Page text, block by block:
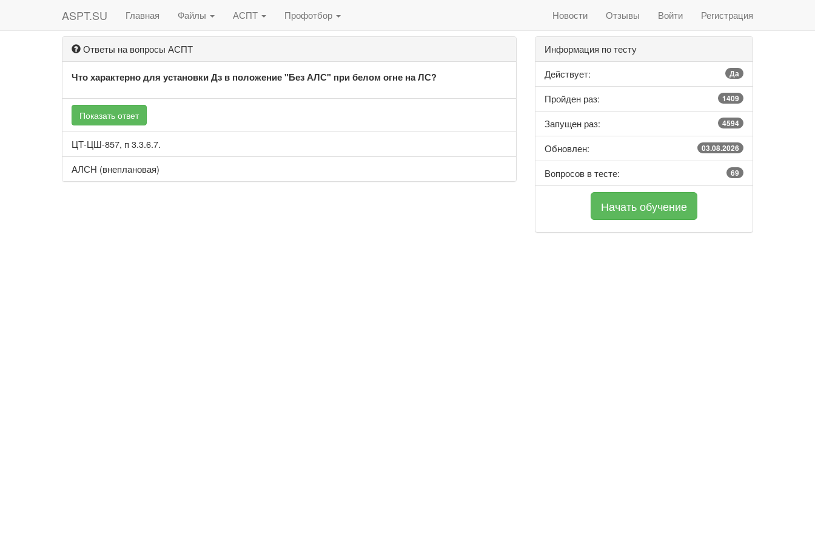
ASPT.SU Главная Файлы АСПТ Профотбор Новости Отзывы Войти Регистрация
Ответы на вопросы АСПТ
Что характерно для установки Дз в положение "Без АЛС" при белом огне на ЛС?
Показать ответ
ЦТ-ЦШ-857, п 3.3.6.7.
АЛСН (внеплановая)
Информация по тесту
Действует:
Да
Пройден раз: 1409
Запущен раз: 4594
Обновлен: 03.08.2026
Вопросов в тесте: 69